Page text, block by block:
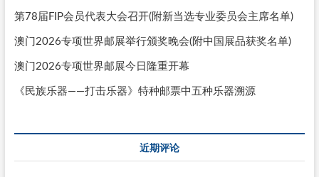
第78届FIP会员代表大会召开(附新当选专业委员会主席名单)
澳门2026专项世界邮展举行颁奖晚会(附中国展品获奖名单)
澳门2026专项世界邮展今日隆重开幕
《民族乐器——打击乐器》特种邮票中五种乐器溯源
近期评论